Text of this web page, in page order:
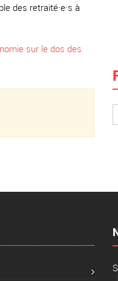
des retraité·e·s à
sur le dos des